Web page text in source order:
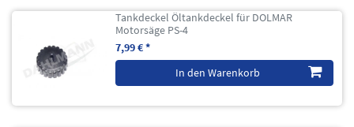
Tankdeckel Öltankdeckel für DOLMAR
Motorsäge PS-4
7,99 € *
In den Warenkorb